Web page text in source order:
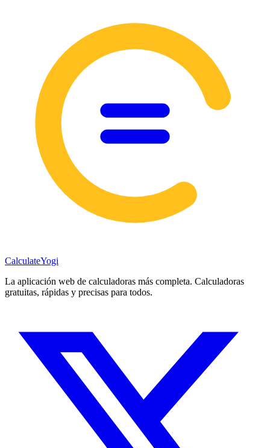
CalculateYogi
La aplicación web de calculadoras más completa. Calculadoras
gratuitas, rápidas y precisas para todos.